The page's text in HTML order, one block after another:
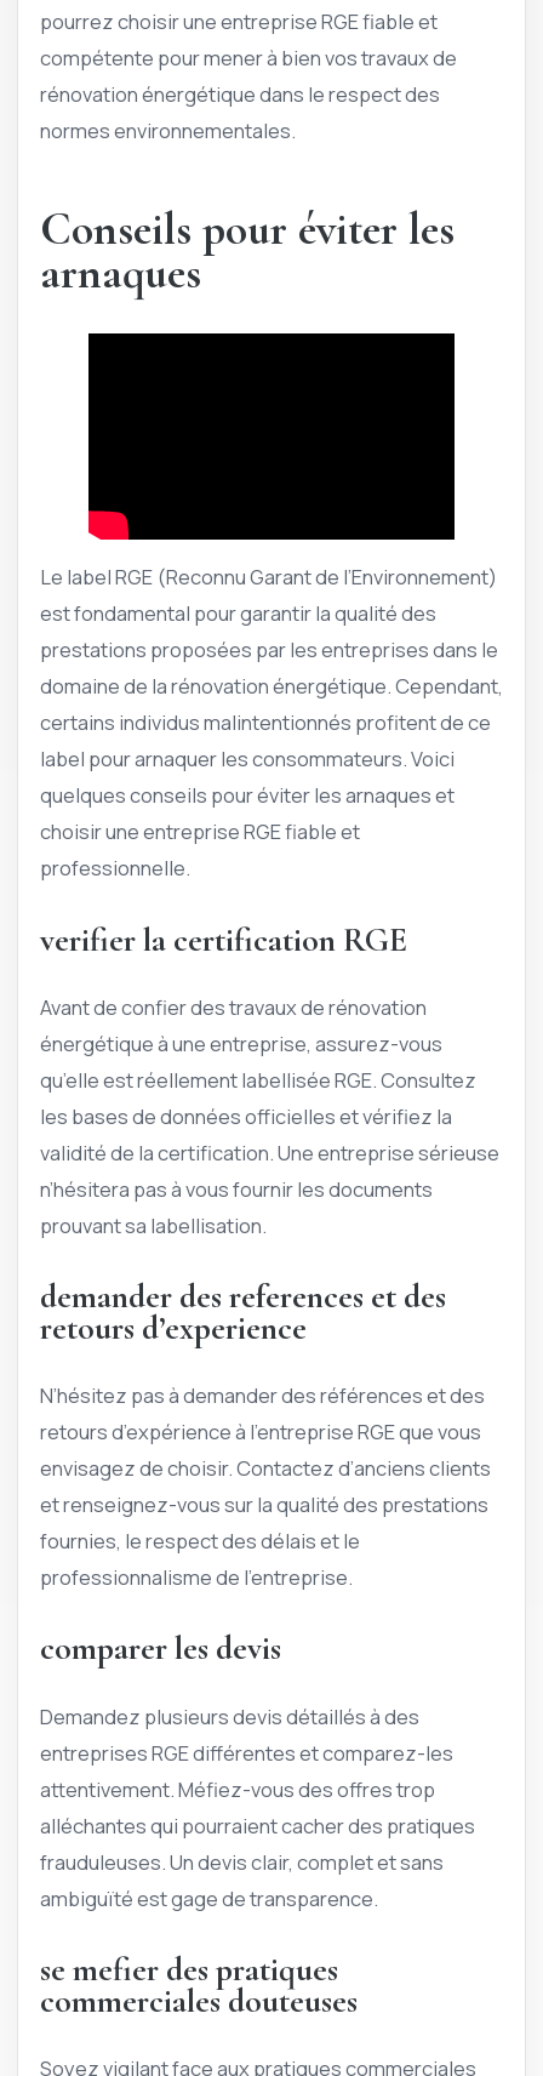
pourrez choisir une entreprise RGE fiable et
compétente pour mener à bien vos travaux de
rénovation énergétique dans le respect des
normes environnementales.
Conseils pour éviter les
arnaques
Le label RGE (Reconnu Garant de l’Environnement)
est fondamental pour garantir la qualité des
prestations proposées par les entreprises dans le
domaine de la rénovation énergétique. Cependant,
certains individus malintentionnés profitent de ce
label pour arnaquer les consommateurs. Voici
quelques conseils pour éviter les arnaques et
choisir une entreprise RGE fiable et
professionnelle.
verifier la certification RGE
Avant de confier des travaux de rénovation
énergétique à une entreprise, assurez-vous
qu’elle est réellement labellisée RGE. Consultez
les bases de données officielles et vérifiez la
validité de la certification. Une entreprise sérieuse
n’hésitera pas à vous fournir les documents
prouvant sa labellisation.
demander des references et des
retours d’experience
N’hésitez pas à demander des références et des
retours d’expérience à l’entreprise RGE que vous
envisagez de choisir. Contactez d’anciens clients
et renseignez-vous sur la qualité des prestations
fournies, le respect des délais et le
professionnalisme de l’entreprise.
comparer les devis
Demandez plusieurs devis détaillés à des
entreprises RGE différentes et comparez-les
attentivement. Méfiez-vous des offres trop
alléchantes qui pourraient cacher des pratiques
frauduleuses. Un devis clair, complet et sans
ambiguïté est gage de transparence.
se mefier des pratiques
commerciales douteuses
Soyez vigilant face aux pratiques commerciales